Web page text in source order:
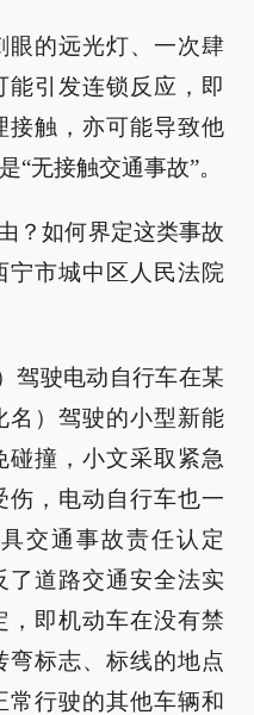
眼的远光灯、一次肆
引发连锁反应，即
接触，亦可能导致他
“无接触交通事故”。
？如何界定这类事故
宁市城中区人民法院
驾驶电动自行车在某
名）驾驶的小型新能
碰撞，小文采取紧急
伤，电动自行车也一
交通事故责任认定
了道路交通安全法实
，即机动车在没有禁
弯标志、标线的地点
常行驶的其他车辆和